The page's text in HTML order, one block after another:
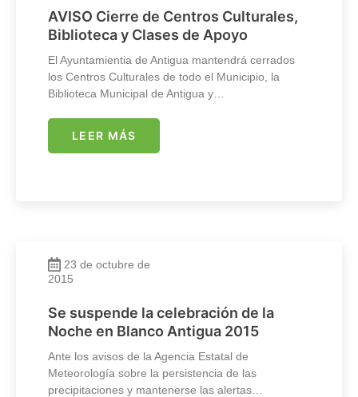
AVISO Cierre de Centros Culturales,
Biblioteca y Clases de Apoyo
El Ayuntamientia de Antigua mantendrá cerrados
los Centros Culturales de todo el Municipio, la
Biblioteca Municipal de Antigua y…
LEER MÁS
23 de octubre de
2015
Se suspende la celebración de la
Noche en Blanco Antigua 2015
Ante los avisos de la Agencia Estatal de
Meteorología sobre la persistencia de las
precipitaciones y mantenerse las alertas…